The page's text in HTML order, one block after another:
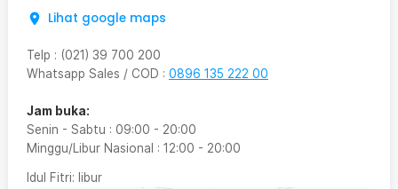
Lihat google maps
Telp : (021) 39 700 200
Whatsapp Sales / COD : 0896 135 222 00
Jam buka:
Senin - Sabtu : 09:00 - 20:00
Minggu/Libur Nasional : 12:00 - 20:00
Idul Fitri: libur